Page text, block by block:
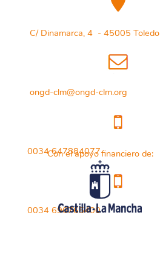
C/ Dinamarca, 4 - 45005 Toledo
ongd-clm@ongd-clm.org
0034 647884077
0034 696765400
Con el apoyo financiero de: